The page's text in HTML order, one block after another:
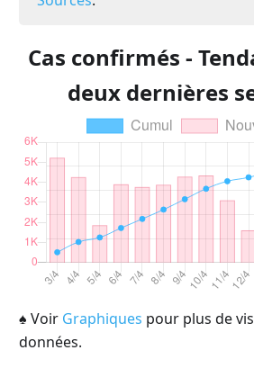
Cas confirmés -
deux dernières
♠ Voir Graphiques pour plus de
données.